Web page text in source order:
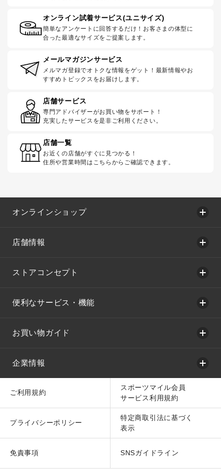
オンライン試着サービス(ユニサイズ)
簡単なアンケートに回答するだけ！お客さまの体型に
合った最適なサイズをご提案します。
メールマガジンサービス
メルマガ登録でオトクな情報をゲット！最新情報やお
すすめトピックスをお届けします。
店舗サービス
専門アドバイザーがお買い物をサポート！
充実したサービスを是非ご利用ください。
店舗一覧
お近くの店舗がすぐに見つかる！
住所や営業時間はこちらからご確認できます。
オンラインショップ
店舗情報
ストアコンセプト
便利なサービス・機能
お買い物ガイド
企業情報
ご利用規約
スポーツマイル会員
サービス利用規約
プライバシーポリシー
特定商取引法に基づく
表示
免責事項 SNSガイドライン